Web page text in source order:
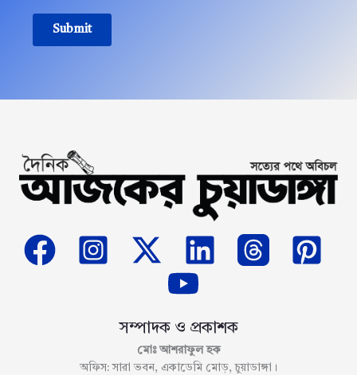
Submit
সম্পাদক ও প্রকাশক
মোঃ আশরাফুল হক
অফিস: সারা ভবন, একাডেমি মোড়, চুয়াডাঙ্গা।